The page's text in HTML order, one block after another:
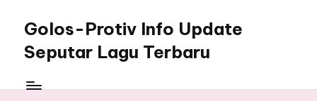
content
Golos-Protiv Info Update
Seputar Lagu Terbaru